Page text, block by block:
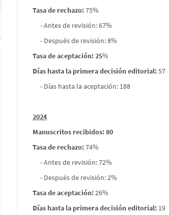
Tasa de rechazo:75%
- Antes de revisión: 67%
- Después de revisión: 8%
Tasa de aceptación: 25%
Días hasta la primera decisión editorial:57
- Días hasta la aceptación: 188
2024
Manuscritos recibidos: 80
Tasa de rechazo:74%
- Antes de revisión: 72%
- Después de revisión: 2%
Tasa de aceptación:26%
Días hasta la primera decisión editorial: 19